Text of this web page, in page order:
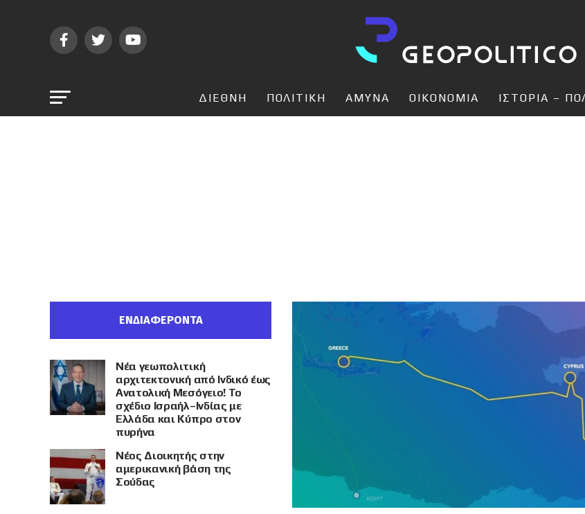
ΔΙΕΘΝΗ ΠΟΛΙΤΙΚΗ ΑΜΥΝΑ ΟΙΚΟΝΟΜΙΑ ΙΣΤΟΡΙΑ –
ΕΝΔΙΑΦΕΡΟΝΤΑ
Νέα γεωπολιτική
αρχιτεκτονική από Ινδικό έως
Ανατολική Μεσόγειο! Το
σχέδιο Ισραήλ–Ινδίας με
Ελλάδα και Κύπρο στον
πυρήνα
Νέος Διοικητής στην
αμερικανική βάση της
Σούδας